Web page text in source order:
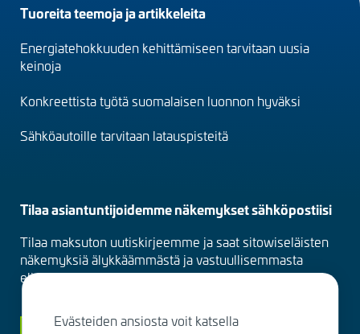
Footer
menu
(fi)
Tuoreita teemoja ja artikkeleita
Energiatehokkuuden kehittämiseen tarvitaan uusia
keinoja
Konkreettista työtä suomalaisen luonnon hyväksi
Sähköautoille tarvitaan latauspisteitä
Tilaa asiantuntijoidemme näkemykset sähköpostiisi
Tilaa maksuton uutiskirjeemme ja saat sitowiseläisten
näkemyksiä älykkäämmästä ja vastuullisemmasta
elinympäristöstä suoraan sähköpostiisi kuukausittain.
Evästeiden ansiosta voit katsella